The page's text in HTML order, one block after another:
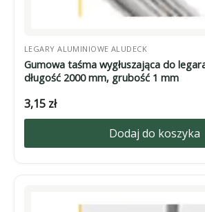
LEGARY ALUMINIOWE ALUDECK
Gumowa taśma wygłuszająca do
długość 2000 mm, grubość 1 mm
3,15 zł
Dodaj do koszyka